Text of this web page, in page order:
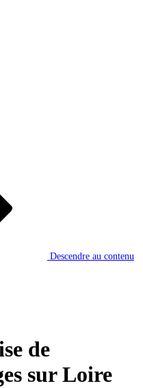
Descendre au contenu
de
sur Loire